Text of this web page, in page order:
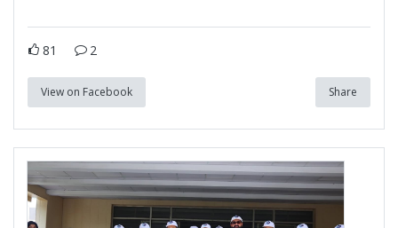
81 2
View on Facebook Share